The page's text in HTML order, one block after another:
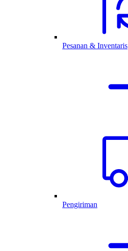
Pesanan & Inventaris
Pengiriman